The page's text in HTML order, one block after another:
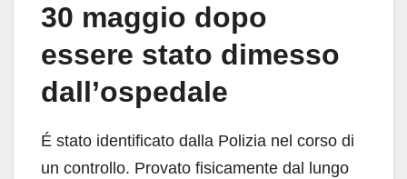
30 maggio dopo
essere stato dimesso
dall’ospedale
É stato identificato dalla Polizia nel corso di
un controllo. Provato fisicamente dal lungo